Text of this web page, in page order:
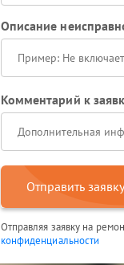
Описание
Комментарий к
Отправить заявку
Отправляя заявку на
конфиденциальности